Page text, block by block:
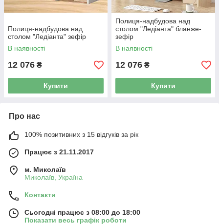
Полиця-надбудова над
столом "Ледіанта" зефір
В наявності
12 076 ₴
Купити
Полиця-надбудова над
столом "Ледіанта" бланже-
зефір
В наявності
12 076 ₴
Купити
Про нас
100% позитивних з 15 відгуків за рік
Працює з 21.11.2017
м. Миколаїв
Миколаїв, Україна
Контакти
Сьогодні працює з 08:00 до 18:00
Показати весь графік роботи